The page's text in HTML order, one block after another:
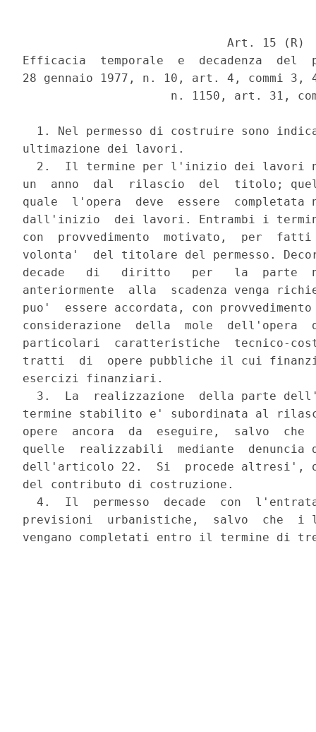
                             Art. 15 (R)
Efficacia  temporale  e  decadenza  del
28 gennaio 1977, n. 10, art. 4, commi 3,
n. 1150, art. 31,
1. Nel permesso di costruire sono
ultimazione dei lavori.
2.  Il termine per l'inizio dei lavori
un  anno  dal  rilascio  del  titolo;
quale  l'opera  deve  essere  completata
dall'inizio  dei lavori. Entrambi i
con  provvedimento  motivato,  per
volonta'  del titolare del permesso.
decade   di   diritto   per   la  parte
anteriormente  alla  scadenza venga
puo'  essere accordata, con
considerazione  della  mole  dell'opera
particolari  caratteristiche  tecnico-
tratti  di  opere pubbliche il cui
esercizi finanziari.
3.  La  realizzazione  della parte
termine stabilito e' subordinata al
opere  ancora  da  eseguire,  salvo
quelle  realizzabili  mediante
dell'articolo 22.  Si  procede altresi',
del contributo di costruzione.
4.  Il  permesso  decade  con
previsioni  urbanistiche,  salvo  che